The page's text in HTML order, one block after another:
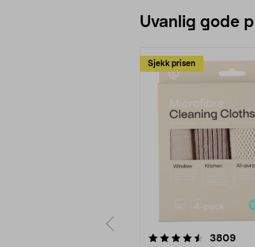
Uvanlig gode
Sjekk prisen
3809
4.5av 5